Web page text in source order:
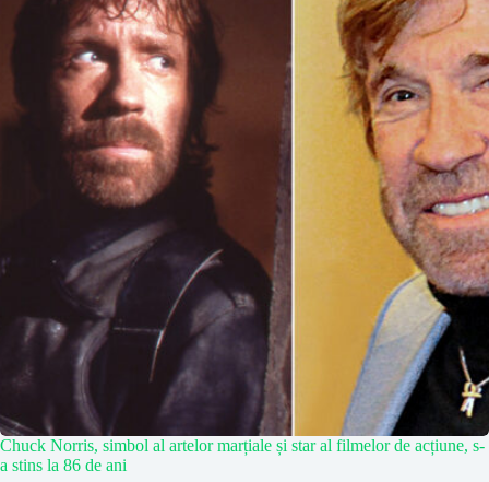
Chuck Norris, simbol al artelor marțiale și star al filmelor de acțiune, s-
a stins la 86 de ani